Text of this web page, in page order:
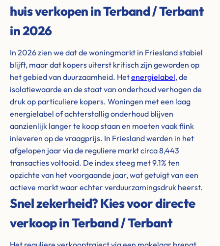
huis verkopen in Terband / Terbant
in 2026
In 2026 zien we dat de woningmarkt in Friesland stabiel
blijft, maar dat kopers uiterst kritisch zijn geworden op
het gebied van duurzaamheid. Hetenergielabel, de
isolatiewaarde en de staat van onderhoud verhogen de
druk op particuliere kopers. Woningen met een laag
energielabel of achterstallig onderhoud blijven
aanzienlijk langer te koop staan en moeten vaak flink
inleveren op de vraagprijs. In Friesland werden in het
afgelopen jaar via de reguliere markt circa 8,443
transacties voltooid. De index steeg met 9.1% ten
opzichte van het voorgaande jaar, wat getuigt van een
actieve markt waar echter verduurzamingsdruk heerst.
Snel zekerheid? Kies voor directe
verkoop in Terband / Terbant